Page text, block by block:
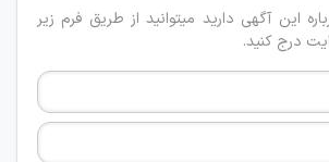
این آگهی دارید میتوانید از طریق فرم زیر
درج کنید.